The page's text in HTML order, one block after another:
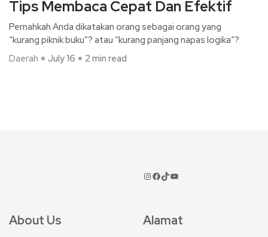
Tips Membaca Cepat Dan Efektif
Pernahkah Anda dikatakan orang sebagai orang yang
“kurang piknik buku”? atau “kurang panjang napas logika”?
Daerah
July 16 2 min read
About Us Alamat